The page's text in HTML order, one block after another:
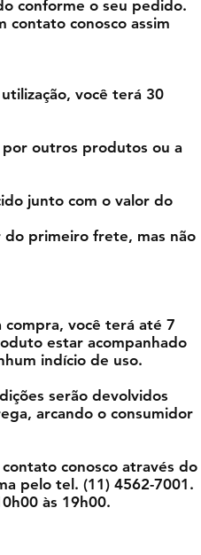
conforme o seu pedido.
contato conosco assim
você terá 30
outros produtos ou a
junto com o valor do
do primeiro frete, mas não
você terá até 7
estar acompanhado
indício de uso.
serão devolvidos
arcando o consumidor
conosco através do
pelo tel. (11) 4562-7001.
às 19h00.